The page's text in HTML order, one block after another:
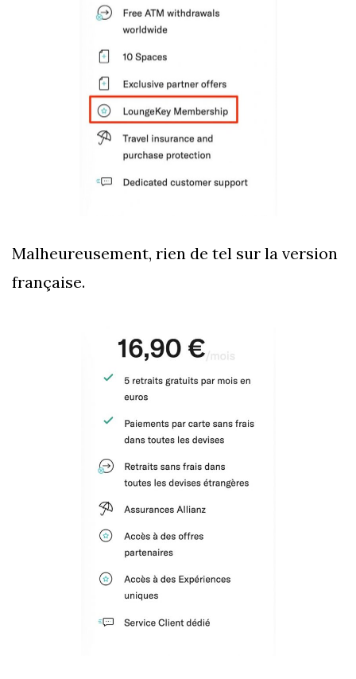
Malheureusement, rien de tel sur la version
française.